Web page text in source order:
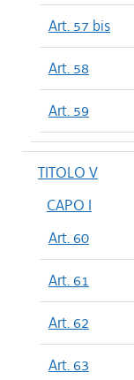
Art. 57 bis
Art. 58
Art. 59
TITOLO V
CAPO I
Art. 60
Art. 61
Art. 62
Art. 63